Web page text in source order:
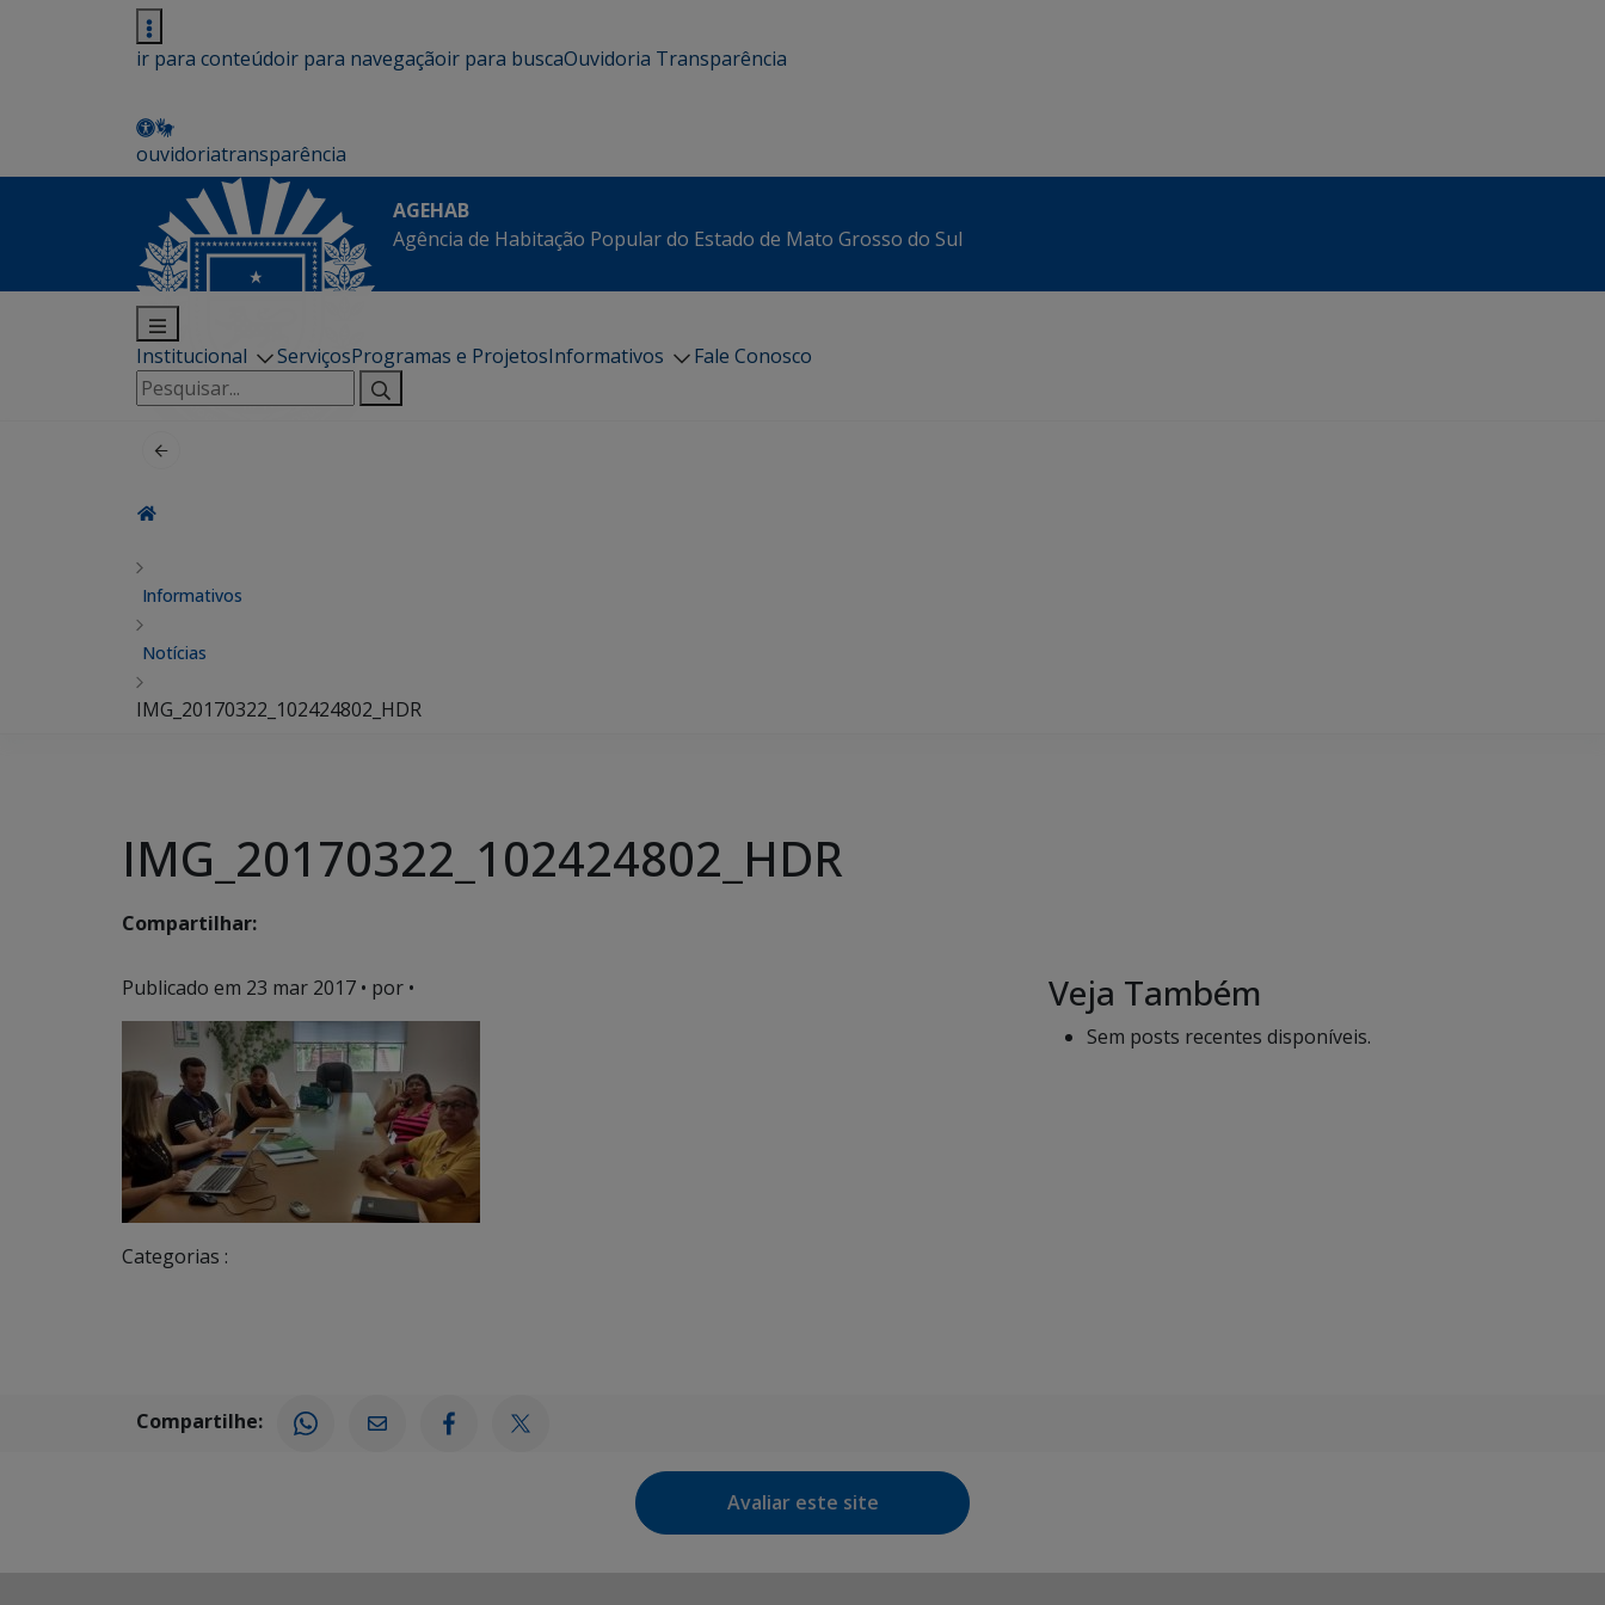
ir para conteúdoir para navegaçãoir para buscaOuvidoria Transparência
ouvidoriatransparência
AGEHAB
Agência de Habitação Popular do Estado de Mato Grosso do Sul
Institucional ServiçosProgramas e ProjetosInformativos
Fale Conosco
Pesquisar
por:
Informativos
Notícias
IMG_20170322_102424802_HDR
IMG_20170322_102424802_HDR
Compartilhar:
Publicado em 23 mar 2017 • por •
Categorias :
Veja Também
Sem posts recentes disponíveis.
Compartilhe:
Avaliar este site